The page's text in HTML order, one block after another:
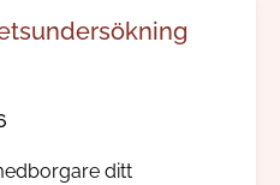
ditt